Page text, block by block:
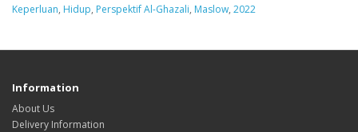
Keperluan, Hidup, Perspektif Al-Ghazali, Maslow, 2022
Information
About Us
Delivery Information